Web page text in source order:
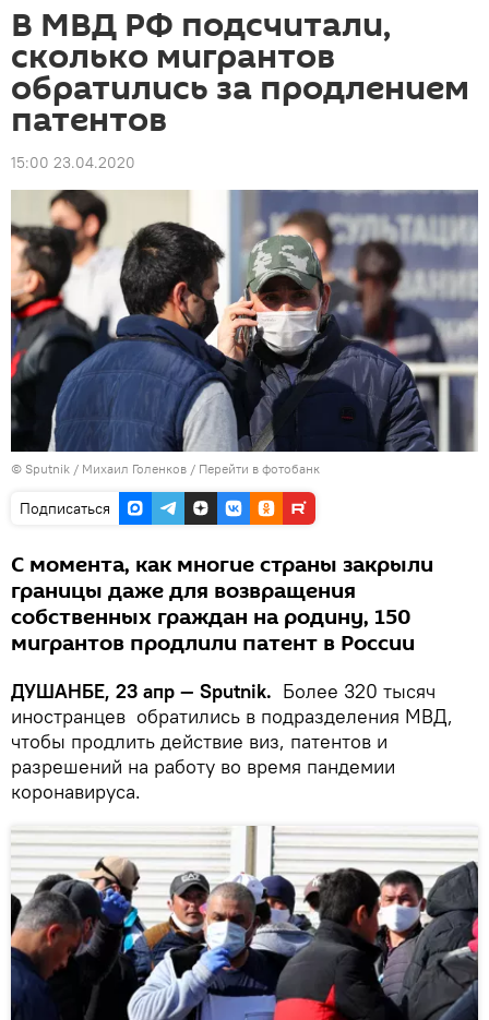
В МВД РФ подсчитали,
сколько мигрантов
обратились за продлением
патентов
15:00 23.04.2020
© Sputnik / Михаил Голенков / Перейти в фотобанк
Подписаться
С момента, как многие страны закрыли
границы даже для возвращения
собственных граждан на родину, 150
мигрантов продлили патент в России
ДУШАНБЕ, 23 апр — Sputnik. Более 320 тысяч
иностранцев обратились в подразделения МВД,
чтобы продлить действие виз, патентов и
разрешений на работу во время пандемии
коронавируса.